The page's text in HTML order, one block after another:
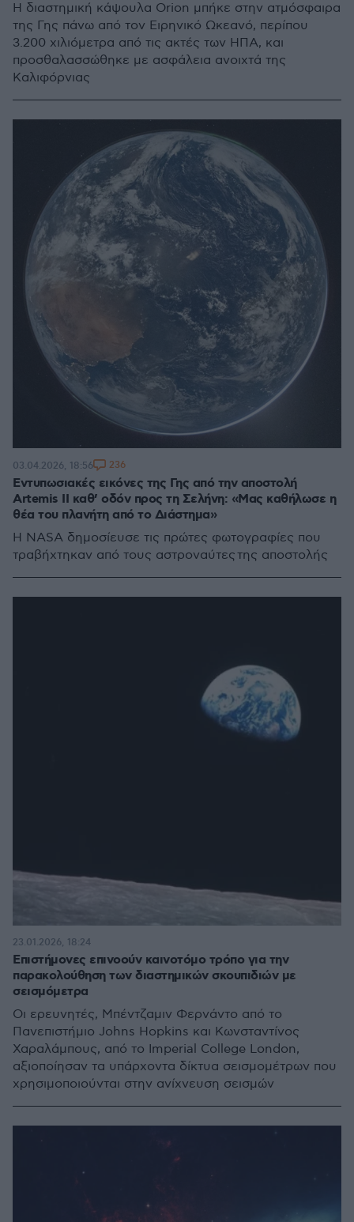
Η διαστημική κάψουλα Orion μπήκε στην ατμόσφαιρα
της Γης πάνω από τον Ειρηνικό Ωκεανό, περίπου
3.200 χιλιόμετρα από τις ακτές των ΗΠΑ, και
προσθαλασσώθηκε με ασφάλεια ανοιχτά της
Καλιφόρνιας
Εντυπωσιακές εικόνες της Γης από την αποστολή
Artemis II καθ’ οδόν προς τη Σελήνη: «Μας καθήλωσε η
θέα του πλανήτη από το Διάστημα»
Η NASA δημοσίευσε τις πρώτες φωτογραφίες που
τραβήχτηκαν από τους αστροναύτες της αποστολής
03.04.2026, 18:56 236
Επιστήμονες επινοούν καινοτόμο τρόπο για την
παρακολούθηση των διαστημικών σκουπιδιών με
σεισμόμετρα
Οι ερευνητές, Μπέντζαμιν Φερνάντο από το
Πανεπιστήμιο Johns Hopkins και Κωνσταντίνος
Χαραλάμπους, από το Imperial College London,
αξιοποίησαν τα υπάρχοντα δίκτυα σεισμομέτρων που
χρησιμοποιούνται στην ανίχνευση σεισμών
23.01.2026, 18:24